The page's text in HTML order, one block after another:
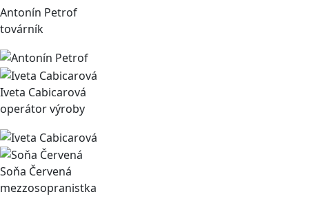
Antonín Petrof
továrník
Iveta Cabicarová
operátor výroby
Soňa Červená
mezzosopranistka